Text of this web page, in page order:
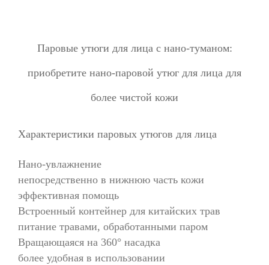
Паровые утюги для лица с нано-туманом:
приобретите нано-паровой утюг для лица для
более чистой кожи
Характеристики паровых утюгов для лица
Нано-увлажнение
непосредственно в нижнюю часть кожи
эффективная помощь
Встроенный контейнер для китайских трав
питание травами, обработанными паром
Вращающаяся на 360° насадка
более удобная в использовании